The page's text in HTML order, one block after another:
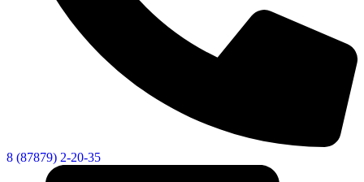
8 (87879) 2-20-35